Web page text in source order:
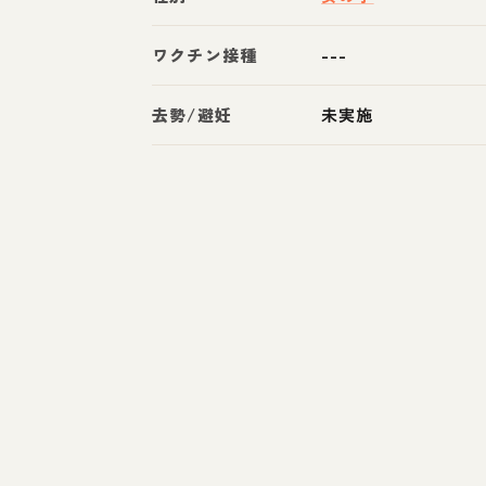
ワクチン接種 ---
去勢/避妊 未実施